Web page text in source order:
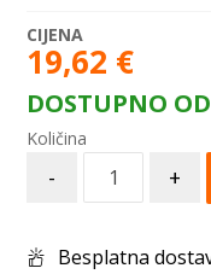
19,62 €
DOSTUPNO
- +
Besplatna